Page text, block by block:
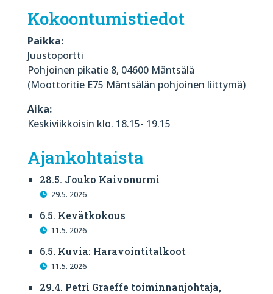
Kokoontumistiedot
Paikka:
Juustoportti
Pohjoinen pikatie 8, 04600 Mäntsälä
(Moottoritie E75 Mäntsälän pohjoinen liittymä)
Aika:
Keskiviikkoisin klo. 18.15- 19.15
Ajankohtaista
28.5. Jouko Kaivonurmi
29.5. 2026
6.5. Kevätkokous
11.5. 2026
6.5. Kuvia: Haravointitalkoot
11.5. 2026
29.4. Petri Graeffe toiminnanjohtaja,